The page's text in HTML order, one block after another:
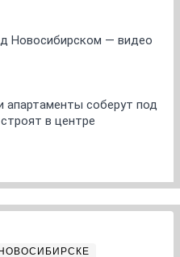
Новосибирском — видео
апартаменты соберут под
в центре